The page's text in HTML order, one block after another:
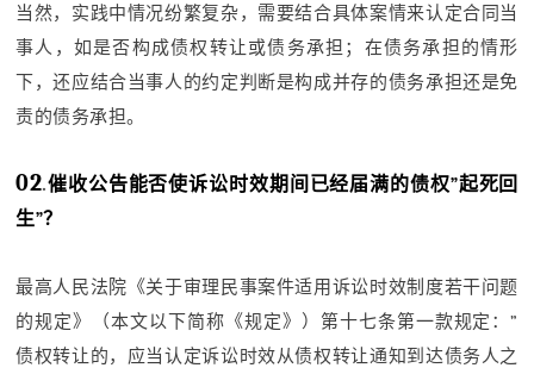
当然，实践中情况纷繁复杂，需要结合具体案情来认定合同当
事人，如是否构成债权转让或债务承担；在债务承担的情形
下，还应结合当事人的约定判断是构成并存的债务承担还是免
责的债务承担。
02.催收公告能否使诉讼时效期间已经届满的债权”起死回
生”？
最高人民法院《关于审理民事案件适用诉讼时效制度若干问题
的规定》（本文以下简称《规定》）第十七条第一款规定：”
债权转让的，应当认定诉讼时效从债权转让通知到达债务人之